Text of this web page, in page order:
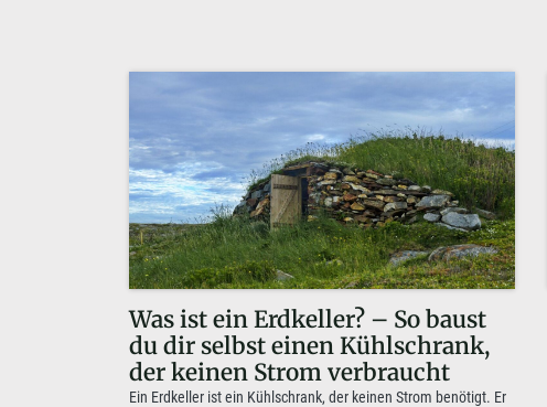
Was ist ein Erdkeller? – So baust
du dir selbst einen Kühlschrank,
der keinen Strom verbraucht
Ein Erdkeller ist ein Kühlschrank, der keinen Strom benötigt. Er